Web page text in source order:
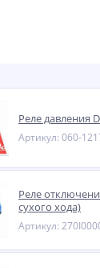
Реле давления
Артикул: 060-
Реле
сухого хода)
Артикул: